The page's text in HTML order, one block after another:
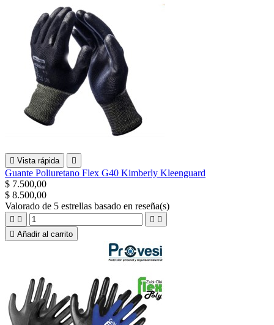
 Vista rápida 
Guante Poliuretano Flex G40 Kimberly Kleenguard
$ 7.500,00
$ 8.500,00
Valorado de 5 estrellas basado en reseña(s)
   
 Añadir al carrito